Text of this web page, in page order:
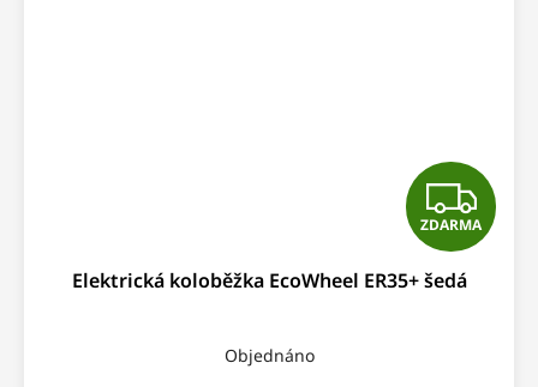
Z
D
ZDARMA
Elektrická koloběžka EcoWheel ER35+ šedá
Objednáno